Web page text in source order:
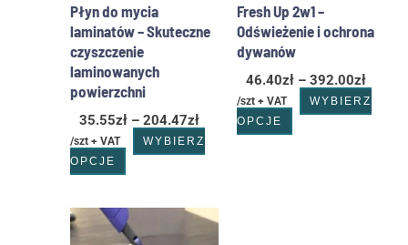
Płyn do mycia
laminatów – Skuteczne
czyszczenie
laminowanych
powierzchni
35.55zł – 204.47zł
/szt + VAT
WYBIERZ
OPCJE
stronie
produktu
Fresh Up 2w1 –
Odświeżenie i ochrona
dywanów
46.40zł – 392.00zł
/szt + VAT
WYBIERZ
OPCJE
stronie
produktu